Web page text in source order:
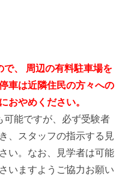
、 周辺の有料駐車場を
車は近隣住民の方々への
おやめください。
能ですが、必ず受験者
、スタッフの指示する見
い。なお、見学者は可能
いますようご協力お願い